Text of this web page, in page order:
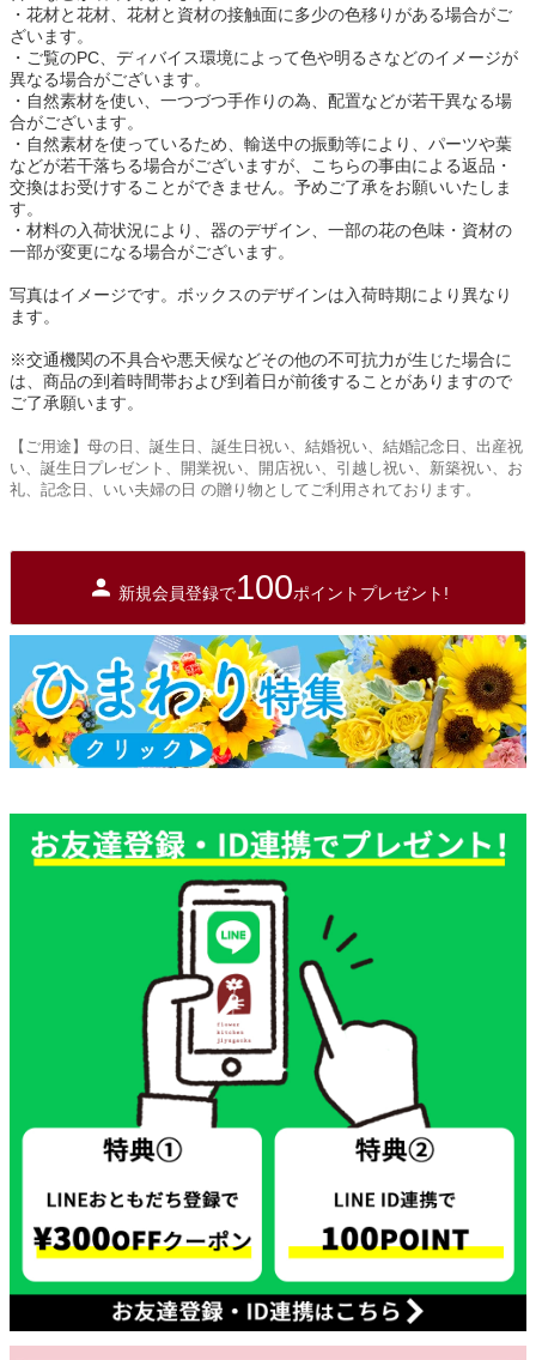
・花材と花材、花材と資材の接触面に多少の色移りがある場合がご
ざいます。
・ご覧のPC、ディバイス環境によって色や明るさなどのイメージが
異なる場合がございます。
・自然素材を使い、一つづつ手作りの為、配置などが若干異なる場
合がございます。
・自然素材を使っているため、輸送中の振動等により、パーツや葉
などが若干落ちる場合がございますが、こちらの事由による返品・
交換はお受けすることができません。予めご了承をお願いいたしま
す。
・材料の入荷状況により、器のデザイン、一部の花の色味・資材の
一部が変更になる場合がございます。
写真はイメージです。ボックスのデザインは入荷時期により異なり
ます。
※交通機関の不具合や悪天候などその他の不可抗力が生じた場合に
は、商品の到着時間帯および到着日が前後することがありますので
ご了承願います。
【ご用途】母の日、誕生日、誕生日祝い、結婚祝い、結婚記念日、出産祝
い、誕生日プレゼント、開業祝い、開店祝い、引越し祝い、新築祝い、お
礼、記念日、いい夫婦の日 の贈り物としてご利用されております。
新規会員登録で100ポイントプレゼント!